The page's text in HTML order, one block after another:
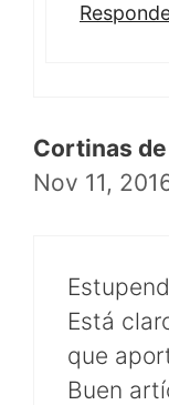
Cortinas
Nov 11,
Está
que
Buen